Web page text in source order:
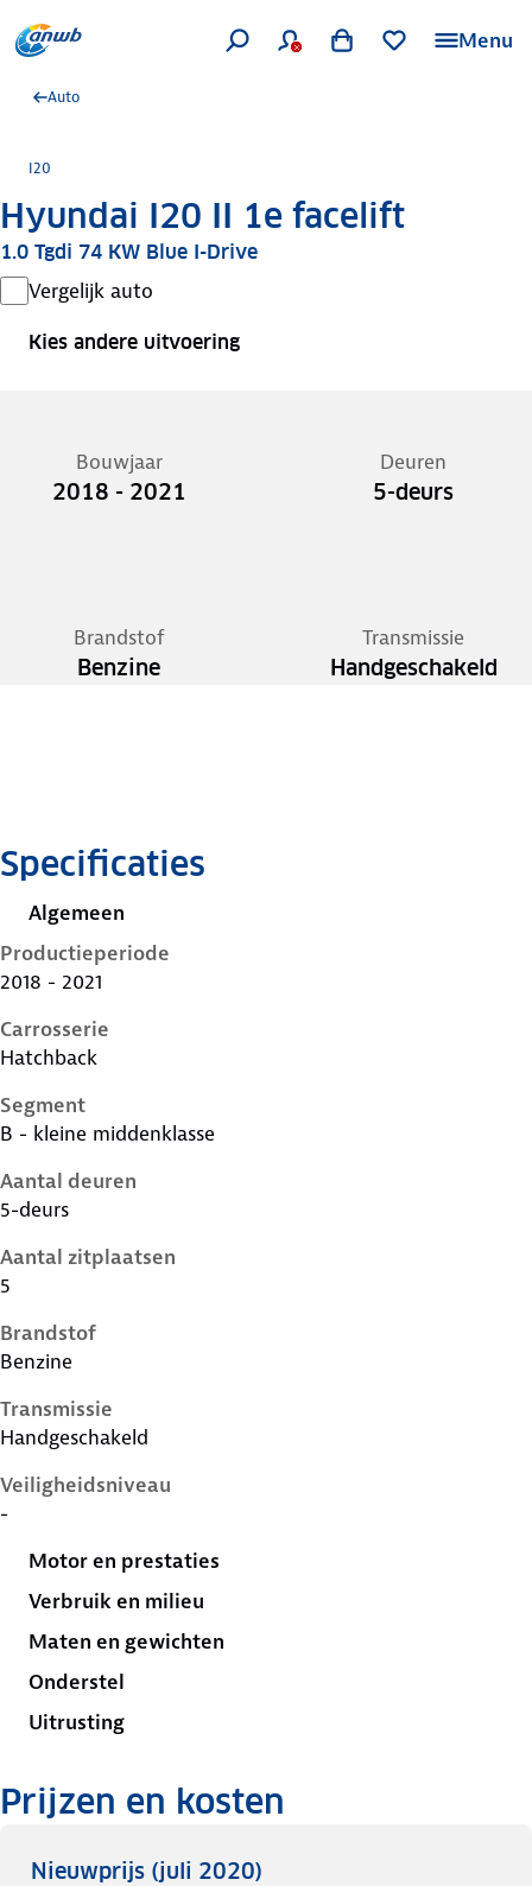
Menu
Auto
I20
Hyundai I20 II 1e facelift
1.0 Tgdi 74 KW Blue I-Drive
Vergelijk auto
Kies andere uitvoering
Bouwjaar
2018 - 2021
Deuren
5-deurs
Brandstof
Benzine
Transmissie
Handgeschakeld
Specificaties
Algemeen
Productieperiode
2018 - 2021
Carrosserie
Hatchback
Segment
B - kleine middenklasse
Aantal deuren
5-deurs
Aantal zitplaatsen
5
Brandstof
Benzine
Transmissie
Handgeschakeld
Veiligheidsniveau
-
Motor en prestaties
Verbruik en milieu
Maten en gewichten
Onderstel
Uitrusting
Prijzen en kosten
Nieuwprijs (juli 2020)